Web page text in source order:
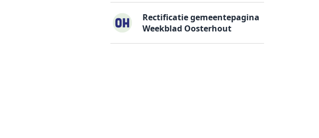
Rectificatie gemeentepagina
Weekblad Oosterhout